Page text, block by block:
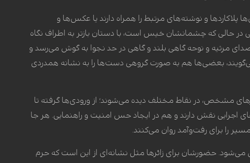
و نوشته‌های مرتبط را همراه دارند یا عکس‌ها و
در حالی که چشمانشان خیس است، با دستان بازتر به اطراف نگاه
صدای مرثیه و نوحه گاهی بلند و گاهی در حد نجوا به گوش می‌رسد و
بعضی‌ها هم به صورت گروهی دست‌ها را به نشانه همدردی
مشخص، در نقاط مختلف دیده می‌شوند؛ از ورودی‌ها گرفته تا
اجرایی نقش دارند و هم در ایجاد حس امنیت و راهنمایی. هر جا
را برای رفت‌وآمد روان می‌کنند.
حضورشان برای زائرها مثل نشانه‌ای از این است که حرم